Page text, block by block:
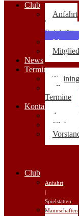
Club
Anfahrt
|
News
Termine
alle
Termine
Kontakt
Club
Anfahrt
|
Spielstätten
Mannschaften